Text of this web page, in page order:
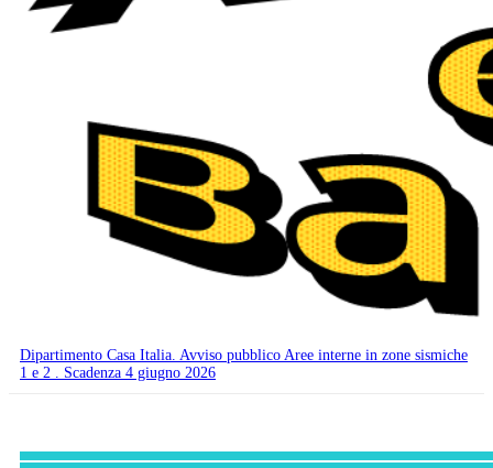
Dipartimento Casa Italia. Avviso pubblico Aree interne in zone sismiche
1 e 2 . Scadenza 4 giugno 2026